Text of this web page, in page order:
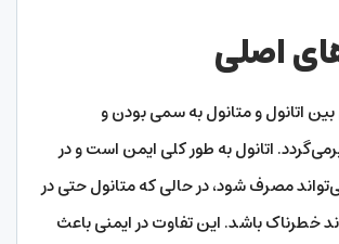
اصلی
اتانول و متانول به سمی بودن و
اتانول به طور کلی ایمن است و در
مصرف شود، در حالی که متانول حتی در
خطرناک باشد. این تفاوت در ایمنی باعث